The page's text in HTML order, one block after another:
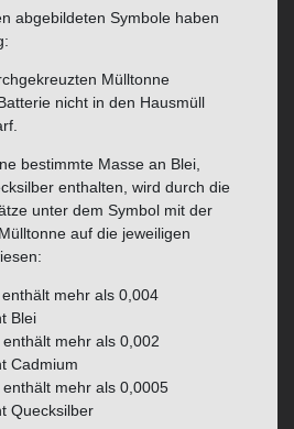
abgebildeten Symbole haben
Mülltonne
nicht in den Hausmüll
bestimmte Masse an Blei,
enthalten, wird durch die
unter dem Symbol mit der
auf die jeweiligen
mehr als 0,004
Blei
mehr als 0,002
Cadmium
mehr als 0,0005
Quecksilber